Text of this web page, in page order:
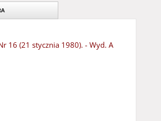
16 (21 stycznia 1980). - Wyd. A